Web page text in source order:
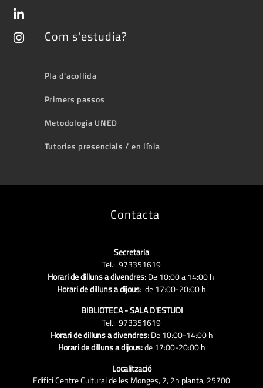
Com s'estudia?
Pla d'acollida
Primers passos
Metodologia UNED
Tutories presencials / en línia
Contacta
Secretaria
Tel.: 973351619
Horari de dilluns a divendres:De 10:00 a 14:00 h
Horari de dilluns a dijous: de 17:00-20:00 h
BIBLIOTECA - SALA D'ESTUDI
Tel.: 973351619
Horari de dilluns a divendres:De 10:00-14:00 h
Horari de dilluns a dijous:de 17:00-20:00 h
Localització
Edifici Centre Cultural de les Monges, 2, 2n planta, 25700